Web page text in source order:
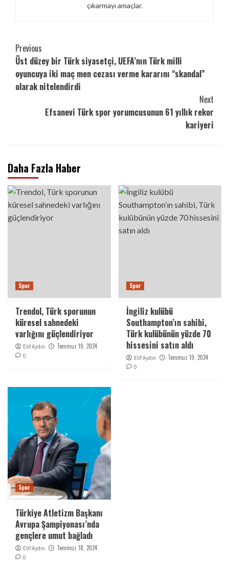
çıkarmayı amaçlar.
Continue
Reading
Previous
Üst düzey bir Türk siyasetçi, UEFA’nın Türk milli
oyuncuya iki maç men cezası verme kararını “skandal”
olarak nitelendirdi
Next
Efsanevi Türk spor yorumcusunun 61 yıllık rekor
kariyeri
Daha Fazla Haber
Spor
Trendol, Türk sporunun
küresel sahnedeki
varlığını güçlendiriyor
Elif Aydın Temmuz 19, 2024
0
Spor
İngiliz kulübü
Southampton’ın sahibi,
Türk kulübünün yüzde 70
hissesini satın aldı
Elif Aydın Temmuz 19, 2024
0
Spor
Türkiye Atletizm Başkanı
Avrupa Şampiyonası’nda
gençlere umut bağladı
Elif Aydın Temmuz 18, 2024
0